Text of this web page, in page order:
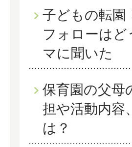
子どもの転園
フォローは
マに聞いた
保育園の父母
担や活動内容
は？